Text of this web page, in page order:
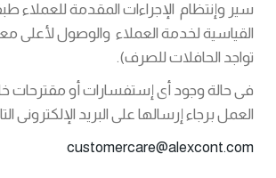
سير وإنتظام الإجراءات المقدمة للعملاء
القياسية لخدمة العملاء والوصول لأعلى
تواجد الحافلات للصرف).
فى حالة وجود أى إستفسارات أو مقترحات
العمل برجاء إرسالها على البريد الإلكترونى
customercare@alexcont.com